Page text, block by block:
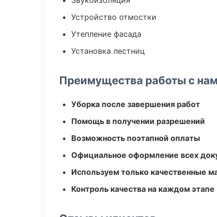
Устройство отмостки
Утепление фасада
Установка лестниц
Преимущества работы с
Уборка после завершения работ
Помощь в получении разрешений
Возможность поэтапной оплаты
Официальное оформление всех
Используем только качественные
Контроль качества на каждом этапе